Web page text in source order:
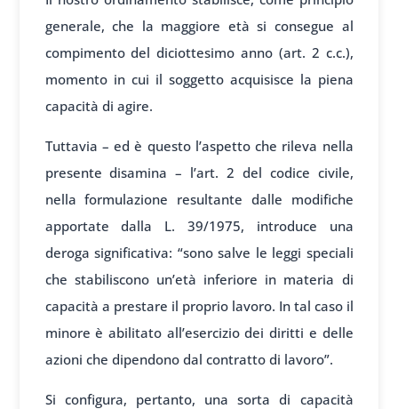
generale, che la maggiore età si consegue al
compimento del diciottesimo anno (art. 2 c.c.),
momento in cui il soggetto acquisisce la piena
capacità di agire.
Tuttavia – ed è questo l’aspetto che rileva nella
presente disamina – l’art. 2 del codice civile,
nella formulazione resultante dalle modifiche
apportate dalla L. 39/1975, introduce una
deroga significativa: “sono salve le leggi speciali
che stabiliscono un’età inferiore in materia di
capacità a prestare il proprio lavoro. In tal caso il
minore è abilitato all’esercizio dei diritti e delle
azioni che dipendono dal contratto di lavoro”.
Si configura, pertanto, una sorta di capacità